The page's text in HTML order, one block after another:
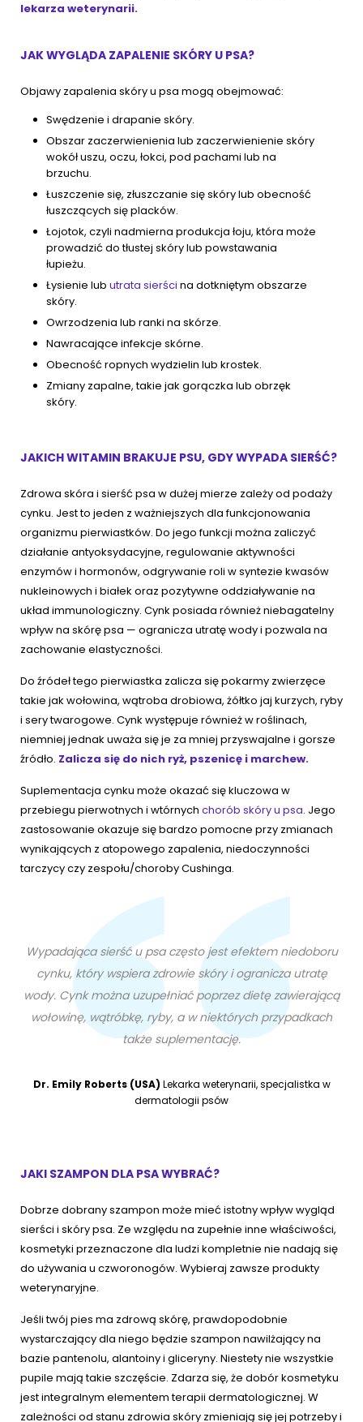
lekarza weterynarii.
JAK WYGLĄDA ZAPALENIE SKÓRY U PSA?
Objawy zapalenia skóry u psa mogą obejmować:
Swędzenie i drapanie skóry.
Obszar zaczerwienienia lub zaczerwienienie skóry
wokół uszu, oczu, łokci, pod pachami lub na
brzuchu.
Łuszczenie się, złuszczanie się skóry lub obecność
łuszczących się placków.
Łojotok, czyli nadmierna produkcja łoju, która może
prowadzić do tłustej skóry lub powstawania
łupieżu.
Łysienie lub utrata sierści na dotkniętym obszarze
skóry.
Owrzodzenia lub ranki na skórze.
Nawracające infekcje skórne.
Obecność ropnych wydzielin lub krostek.
Zmiany zapalne, takie jak gorączka lub obrzęk
skóry.
JAKICH WITAMIN BRAKUJE PSU, GDY WYPADA SIERŚĆ?
Zdrowa skóra i sierść psa w dużej mierze zależy od podaży
cynku. Jest to jeden z ważniejszych dla funkcjonowania
organizmu pierwiastków. Do jego funkcji można zaliczyć
działanie antyoksydacyjne, regulowanie aktywności
enzymów i hormonów, odgrywanie roli w syntezie kwasów
nukleinowych i białek oraz pozytywne oddziaływanie na
układ immunologiczny. Cynk posiada również niebagatelny
wpływ na skórę psa — ogranicza utratę wody i pozwala na
zachowanie elastyczności.
Do źródeł tego pierwiastka zalicza się pokarmy zwierzęce
takie jak wołowina, wątroba drobiowa, żółtko jaj kurzych, ryby
i sery twarogowe. Cynk występuje również w roślinach,
niemniej jednak uważa się je za mniej przyswajalne i gorsze
źródło. Zalicza się do nich ryż, pszenicę i marchew.
Suplementacja cynku może okazać się kluczowa w
przebiegu pierwotnych i wtórnych chorób skóry u psa. Jego
zastosowanie okazuje się bardzo pomocne przy zmianach
wynikających z atopowego zapalenia, niedoczynności
tarczycy czy zespołu/choroby Cushinga.
Wypadająca sierść u psa często jest efektem niedoboru
cynku, który wspiera zdrowie skóry i ogranicza utratę
wody. Cynk można uzupełniać poprzez dietę zawierającą
wołowinę, wątróbkę, ryby, a w niektórych przypadkach
także suplementację.
Dr. Emily Roberts (USA) Lekarka weterynarii, specjalistka w
dermatologii psów
JAKI SZAMPON DLA PSA WYBRAĆ?
Dobrze dobrany szampon może mieć istotny wpływ wygląd
sierści i skóry psa. Ze względu na zupełnie inne właściwości,
kosmetyki przeznaczone dla ludzi kompletnie nie nadają się
do używania u czworonogów. Wybieraj zawsze produkty
weterynaryjne.
Jeśli twój pies ma zdrową skórę, prawdopodobnie
wystarczający dla niego będzie szampon nawilżający na
bazie pantenolu, alantoiny i gliceryny. Niestety nie wszystkie
pupile mają takie szczęście. Zdarza się, że dobór kosmetyku
jest integralnym elementem terapii dermatologicznej. W
zależności od stanu zdrowia skóry zmieniają się jej potrzeby i